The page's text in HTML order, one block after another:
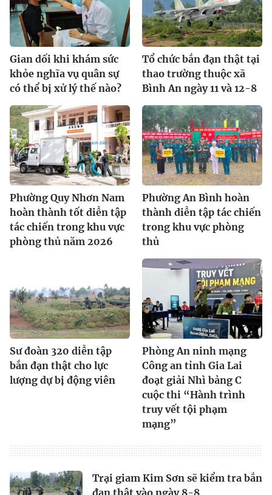
Gian dối khi khám sức
khỏe nghĩa vụ quân sự
có thể bị xử lý thế nào?
Tổ chức bắn đạn thật tại
thao trường thuộc xã
Bình An ngày 11 và 12-8
Phường Quy Nhơn Nam
hoàn thành tốt diễn tập
tác chiến trong khu vực
phòng thủ năm 2026
Phường An Bình hoàn
thành diễn tập tác chiến
trong khu vực phòng
thủ
Sư đoàn 320 diễn tập
bắn đạn thật cho lực
lượng dự bị động viên
Phòng An ninh mạng
Công an tỉnh Gia Lai
đoạt giải Nhì bảng C
cuộc thi “Hành trình
truy vết tội phạm
mạng”
Trại giam Kim Sơn sẽ kiểm tra bắn
đạn thật vào ngày 8-8